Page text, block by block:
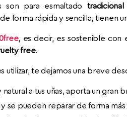
son para esmaltado tradicional
forma rápida y sencilla, tienen
, es decir, es sostenible con
free.
utilizar, te dejamos una breve
a tus uñas, aporta un gran
se pueden reparar de forma más